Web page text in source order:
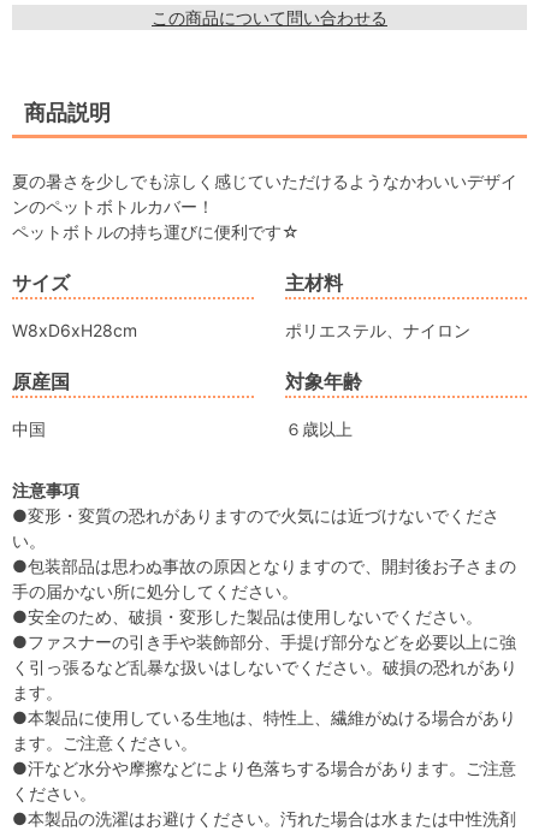
この商品について問い合わせる
商品説明
夏の暑さを少しでも涼しく感じていただけるようなかわいいデザイ
ンのペットボトルカバー！
ペットボトルの持ち運びに便利です☆
サイズ
W8xD6xH28cm
主材料
ポリエステル、ナイロン
原産国
中国
対象年齢
６歳以上
注意事項
●変形・変質の恐れがありますので火気には近づけないでくださ
い。
●包装部品は思わぬ事故の原因となりますので、開封後お子さまの
手の届かない所に処分してください。
●安全のため、破損・変形した製品は使用しないでください。
●ファスナーの引き手や装飾部分、手提げ部分などを必要以上に強
く引っ張るなど乱暴な扱いはしないでください。破損の恐れがあり
ます。
●本製品に使用している生地は、特性上、繊維がぬける場合があり
ます。ご注意ください。
●汗など水分や摩擦などにより色落ちする場合があります。ご注意
ください。
●本製品の洗濯はお避けください。汚れた場合は水または中性洗剤